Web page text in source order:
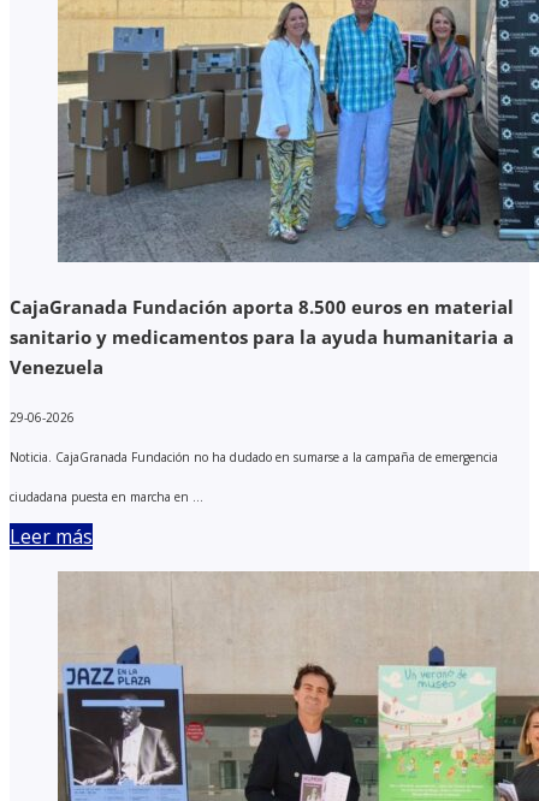
CajaGranada Fundación aporta 8.500 euros en material
sanitario y medicamentos para la ayuda humanitaria a
Venezuela
29-06-2026
Noticia. CajaGranada Fundación no ha dudado en sumarse a la campaña de emergencia
ciudadana puesta en marcha en ...
Leer más